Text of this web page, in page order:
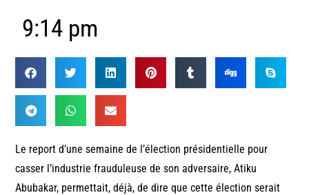
9:14 pm
Le report d’une semaine de l’élection présidentielle pour
casser l’industrie frauduleuse de son adversaire, Atiku
Abubakar, permettait, déjà, de dire que cette élection serait